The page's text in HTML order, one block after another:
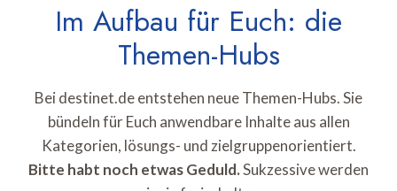
Im Aufbau für Euch: die
Themen-Hubs
Bei destinet.de entstehen neue Themen-Hubs. Sie
bündeln für Euch anwendbare Inhalte aus allen
Kategorien, lösungs- und zielgruppenorientiert.
Bitte habt noch etwas Geduld.Sukzessive werden